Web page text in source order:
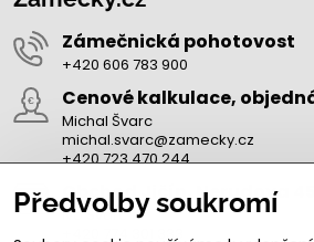
Zámečnická pohotovost
+420 606 783 900
Cenové kalkulace,
Michal Švarc
michal.svarc@zamecky.cz
+420 723 470 244
Obchod Jičín, Nerudova 45
Ivo Švarc
+420 774 301 333
Předvolby soukromí